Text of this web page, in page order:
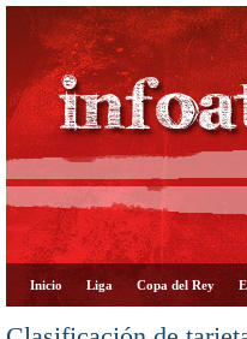
Inicio Liga Copa del Rey